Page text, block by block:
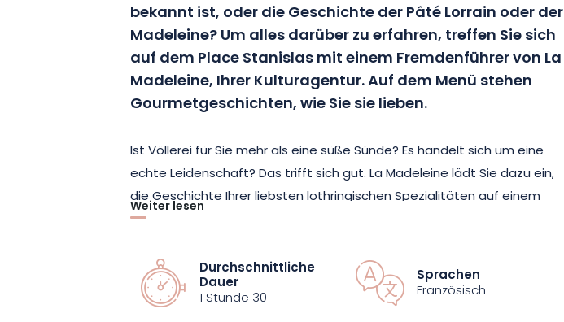
bekannt ist, oder die Geschichte der Pâté Lorrain oder der
Madeleine?Um alles darüber zu erfahren, treffen Sie sich
auf dem Place Stanislas mit einem Fremdenführer von La
Madeleine, Ihrer Kulturagentur.Auf dem Menü stehen
Gourmetgeschichten, wie Sie sie lieben.
Ist Völlerei für Sie mehr als eine süße Sünde? Es handelt sich um eine
echte Leidenschaft? Das trifft sich gut. La Madeleine lädt Sie dazu ein,
die Geschichte Ihrer liebsten lothringischen Spezialitäten auf einem
originellen
Herzogstadt berühmt ist(insbesondere: Place Stanislas in seiner
Gesamtheit, Place de la Carrière, Place Saint-Epvre, Palais Ducal,
Grande-rue, Parc de la Pépinière)
, können Sie alle
Weiter lesen
Durchschnittliche
Dauer
1 Stunde 30
Sprachen
Französisch